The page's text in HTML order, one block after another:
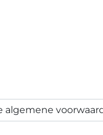
algemene